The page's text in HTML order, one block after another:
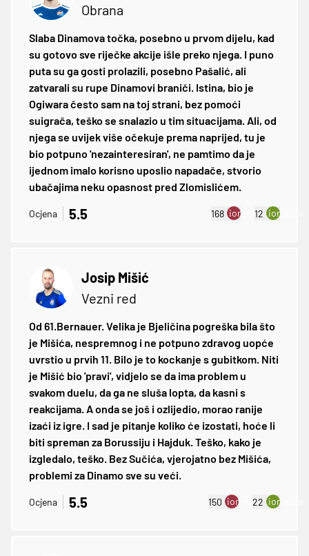
Obrana
Slaba Dinamova točka, posebno u prvom dijelu, kad
su gotovo sve riječke akcije išle preko njega. I puno
puta su ga gosti prolazili, posebno Pašalić, ali
zatvarali su rupe Dinamovi braniči. Istina, bio je
Ogiwara često sam na toj strani, bez pomoći
suigrača, teško se snalazio u tim situacijama. Ali, od
njega se uvijek više očekuje prema naprijed, tu je
bio potpuno 'nezainteresiran', ne pamtimo da je
ijednom imalo korisno uposlio napadače, stvorio
ubačajima neku opasnost pred Zlomislićem.
Ocjena 5.5 168 ion:minus
12 ion:plus
Josip Mišić
Vezni red
Od 61.Bernauer. Velika je Bjeličina pogreška bila što
je Mišića, nespremnog i ne potpuno zdravog uopće
uvrstio u prvih 11. Bilo je to kockanje s gubitkom. Niti
je Mišić bio 'pravi', vidjelo se da ima problem u
svakom duelu, da ga ne sluša lopta, da kasni s
reakcijama. A onda se još i ozlijedio, morao ranije
izaći iz igre. I sad je pitanje koliko će izostati, hoće li
biti spreman za Borussiju i Hajduk. Teško, kako je
izgledalo, teško. Bez Sučića, vjerojatno bez Mišića,
problemi za Dinamo sve su veći.
Ocjena 5.5 150 ion:minus
22 ion:plus